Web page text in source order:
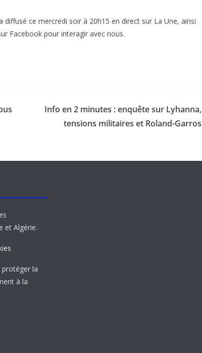
ce mercredi soir à 20h15 en direct sur La Une, ainsi
Facebook pour interagir avec nous.
Info en 2 minutes : enquête sur Lyhanna,
tensions militaires et Roland-Garros
et Algérie.
protéger la
à la